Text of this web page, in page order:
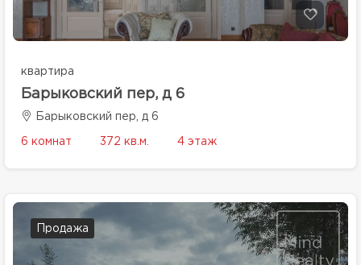
квартира
Барыковский пер, д 6
Барыковский пер, д 6
6 комнат 372 кв.м. 4 этаж
Продажа